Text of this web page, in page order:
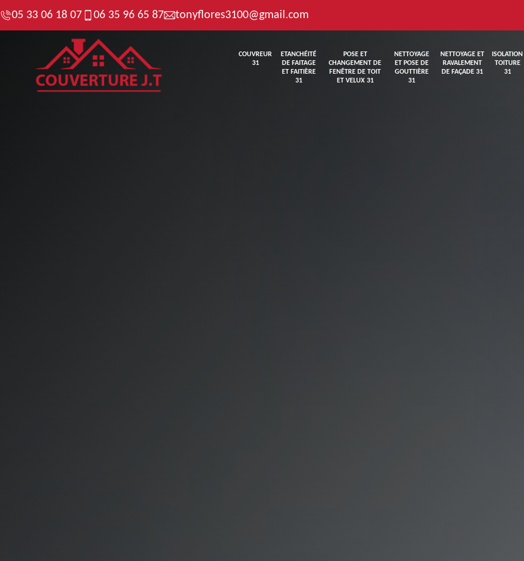
05 33 06 18 07 06 35 96 65 87 tonyflores3100@gmail.com
COUVREUR
31
ETANCHÉITÉ
DE FAITAGE
ET FAITIÈRE
31
POSE ET
CHANGEMENT DE
FENÊTRE DE TOIT
ET VELUX 31
NETTOYAGE
ET POSE DE
GOUTTIÈRE
31
NETTOYAGE ET
RAVALEMENT
DE FAÇADE 31
ISOLATION
TOITURE
31